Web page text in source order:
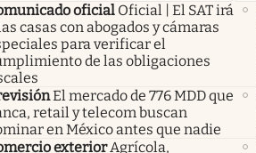
oficial Oficial | El SAT irá
casas con abogados y cámaras
para verificar el
de las obligaciones
El mercado de 776 MDD que
retail y telecom buscan
en México antes que nadie
exterior Agrícola,